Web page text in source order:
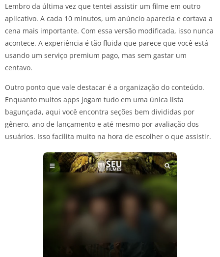
Lembro da última vez que tentei assistir um filme em outro
aplicativo. A cada 10 minutos, um anúncio aparecia e cortava a
cena mais importante. Com essa versão modificada, isso nunca
acontece. A experiência é tão fluida que parece que você está
usando um serviço premium pago, mas sem gastar um
centavo.
Outro ponto que vale destacar é a organização do conteúdo.
Enquanto muitos apps jogam tudo em uma única lista
bagunçada, aqui você encontra seções bem divididas por
gênero, ano de lançamento e até mesmo por avaliação dos
usuários. Isso facilita muito na hora de escolher o que assistir.